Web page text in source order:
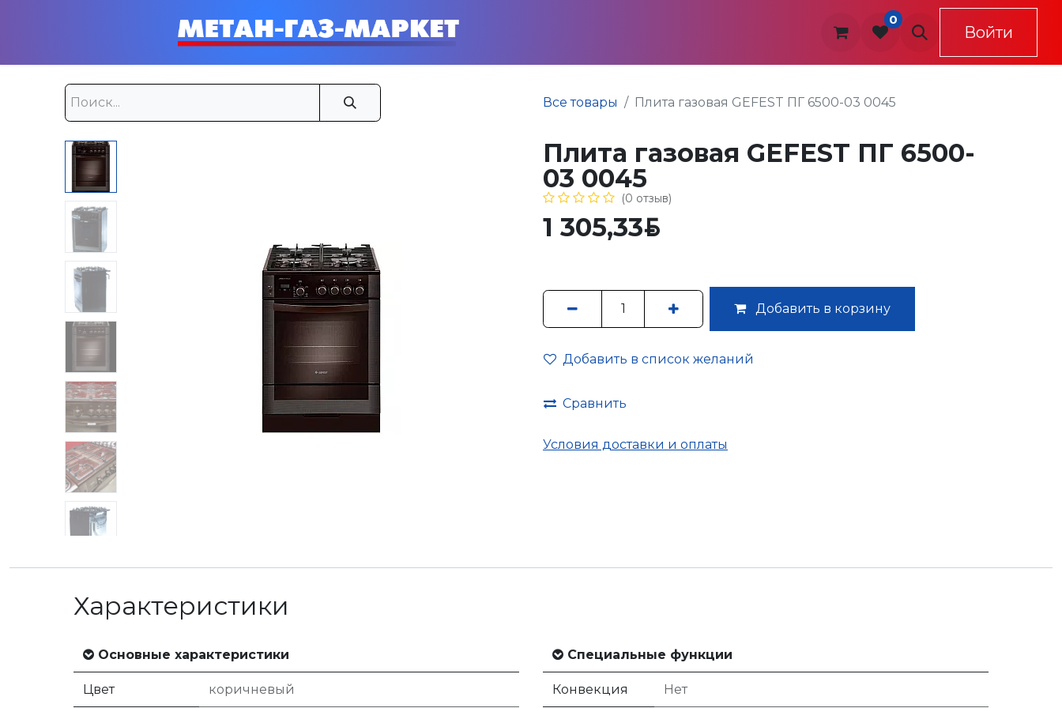
Условия доставки и оплаты Контакты
0
Войти
Все товары Плита газовая GEFEST ПГ 6500-03 0045
Плита газовая GEFEST ПГ 6500-
03 0045
(0 отзыв)
1 305,33
Добавить в корзину
Добавить в список желаний
Сравнить
Условия доставки и оплаты
Характеристики
Основные характеристики
Цвет коричневый
Специальные функции
Конвекция Нет